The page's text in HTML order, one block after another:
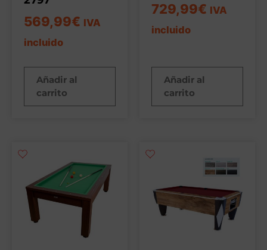
569,99€ IVA
incluido
Añadir al
carrito
729,99€ IVA
incluido
Añadir al
carrito